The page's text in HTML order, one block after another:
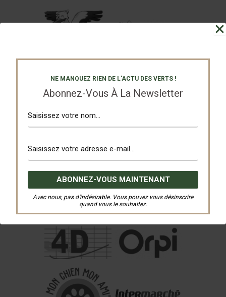
NE MANQUEZ RIEN DE L'ACTU DES VERTS !
Abonnez-Vous À La Newsletter
Avec nous, pas d’indésirable. Vous pouvez vous désinscrire
quand vous le souhaitez.